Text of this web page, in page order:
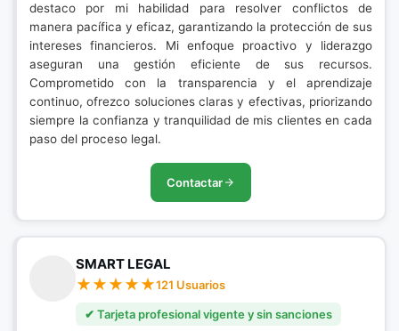
destaco por mi habilidad para resolver conflictos de
manera pacífica y eficaz, garantizando la protección de sus
intereses financieros. Mi enfoque proactivo y liderazgo
aseguran una gestión eficiente de sus recursos.
Comprometido con la transparencia y el aprendizaje
continuo, ofrezco soluciones claras y efectivas, priorizando
siempre la confianza y tranquilidad de mis clientes en cada
paso del proceso legal.
Contactar
SMART LEGAL
121 Usuarios
✔ Tarjeta profesional vigente y sin sanciones